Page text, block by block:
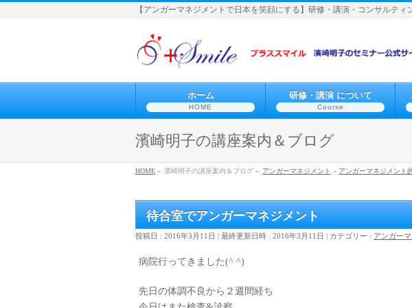
【アンガーマネジメントで日本を笑顔にする】研修・講演・コンサルテ
ホーム
HOME
研修・講演 について
Course
濱崎明子の講座案内＆ブログ
HOME » 濱崎明子の講座案内＆ブログ » アンガーマネジメント » アンガーマネジメント
待合室でアンガーマネジメント
投稿日 : 2016年3月11日 最終更新日時 : 2016年3月11日 カテゴリー : アンガー
病院行ってきました(^ ^)
先日の体調不良から２週間経ち